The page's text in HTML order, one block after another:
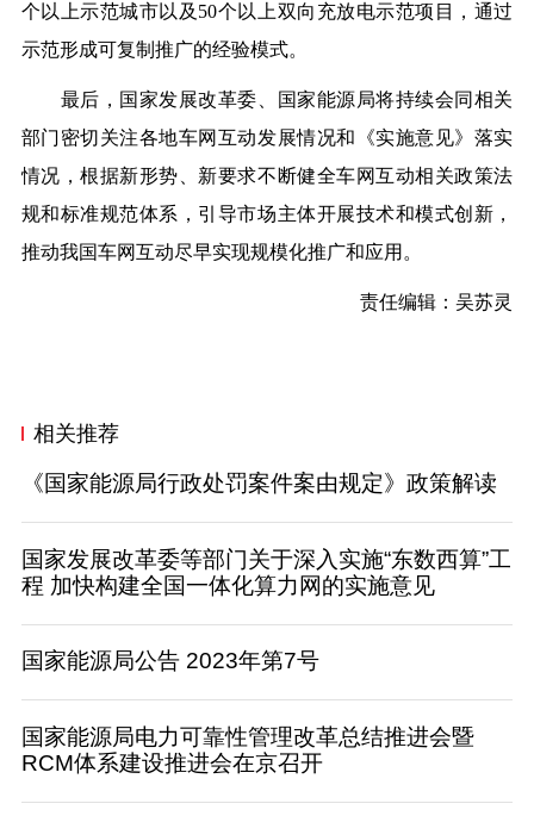
个以上示范城市以及50个以上双向充放电示范项目，通过
示范形成可复制推广的经验模式。
最后，国家发展改革委、国家能源局将持续会同相关
部门密切关注各地车网互动发展情况和《实施意见》落实
情况，根据新形势、新要求不断健全车网互动相关政策法
规和标准规范体系，引导市场主体开展技术和模式创新，
推动我国车网互动尽早实现规模化推广和应用。
责任编辑：吴苏灵
相关推荐
《国家能源局行政处罚案件案由规定》政策解读
国家发展改革委等部门关于深入实施“东数西算”工
程 加快构建全国一体化算力网的实施意见
国家能源局公告 2023年第7号
国家能源局电力可靠性管理改革总结推进会暨
RCM体系建设推进会在京召开